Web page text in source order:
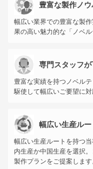
豊富な製作ノウ
幅広い業界での豊富な製
果の高い魅力的な「ノベル
専門スタッフ
豊富な実績を持つノベル
駆使して幅広いご要望に
幅広い生産ル
幅広い生産ルートを持つ
内生産か中国生産を選択
製作プランをご提案します